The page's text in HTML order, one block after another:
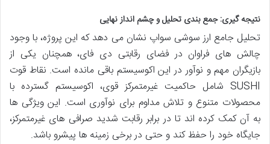
نتیجه گیری: جمع بندی تحلیل و چشم انداز نهایی
تحلیل جامع ارز سوشی سواپ نشان می دهد که این پروژه، با وجود
چالش های فراوان در فضای رقابتی دی فای، همچنان یکی از
بازیگران مهم و نوآور در این اکوسیستم باقی مانده است. نقاط قوت
SUSHI شامل حاکمیت غیرمتمرکز قوی، اکوسیستم گسترده با
محصولات متنوع و تلاش مداوم برای نوآوری است. این ویژگی ها
به آن کمک کرده اند تا در برابر رقابت شدید صرافی های غیرمتمرکز،
جایگاه خود را حفظ کند و حتی در برخی زمینه ها پیشرو باشد.